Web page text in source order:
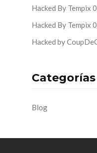
Hacked By Tempix
Hacked By Tempix
Hacked by
Categorías
Blog